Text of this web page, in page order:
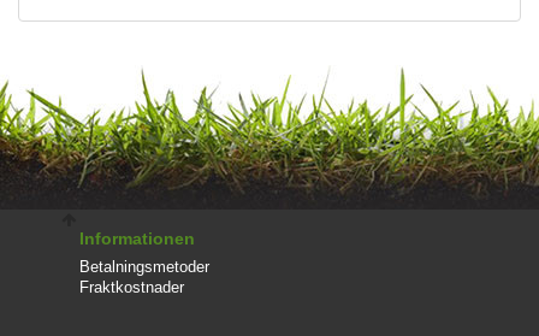
Informationen
Betalningsmetoder
Fraktkostnader